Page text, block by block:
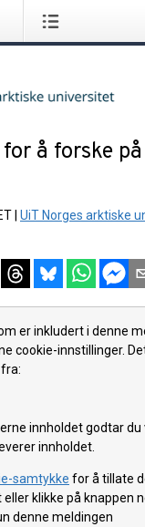
å forske
UiT Norges arktiske
er inkludert i denne
cookie-innstillinger.
innholdet godtar du
innholdet.
samtykke for å tillate
klikke på knappen
denne meldingen